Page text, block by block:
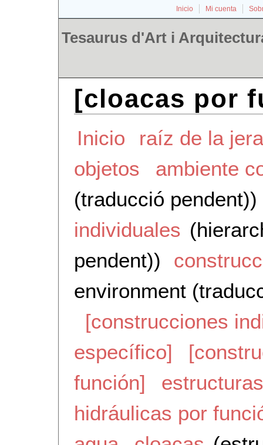
Inicio Mi cuenta
Tesaurus d'Art i
[cloacas por
Inicio
raíz de la
objetos
ambiente
(traducció pendent))
individuales
pendent))
environment
[construcciones
específico]
función]
hidráulicas por